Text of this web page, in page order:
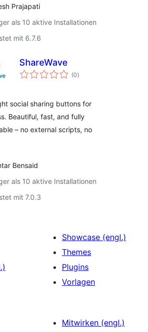
Prajapati
als 10 aktive Installationen
mit 6.7.6
ShareWave
(0Bewertungen
insgesamt
)
social sharing buttons for
Beautiful, fast, and fully
– no external scripts, no
Bensaid
als 10 aktive Installationen
mit 7.0.3
Showcase (engl.)
Themes
Plugins
Vorlagen
Mitwirken (engl.)